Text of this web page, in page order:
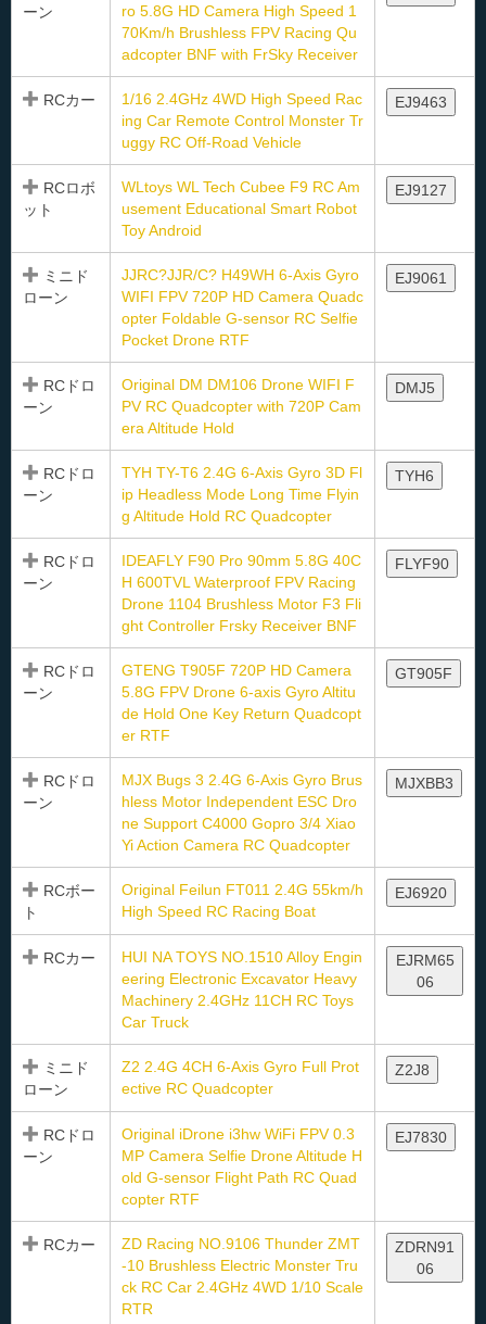
ーン
ro 5.8G HD Camera High Speed 1
70Km/h Brushless FPV Racing Qu
adcopter BNF with FrSky Receiver
RCカー
1/16 2.4GHz 4WD High Speed Rac
ing Car Remote Control Monster Tr
uggy RC Off-Road Vehicle
EJ9463
RCロボ
ット
WLtoys WL Tech Cubee F9 RC Am
usement Educational Smart Robot
Toy Android
EJ9127
ミニド
ローン
JJRC?JJR/C? H49WH 6-Axis Gyro
WIFI FPV 720P HD Camera Quadc
opter Foldable G-sensor RC Selfie
Pocket Drone RTF
EJ9061
RCドロ
ーン
Original DM DM106 Drone WIFI F
PV RC Quadcopter with 720P Cam
era Altitude Hold
DMJ5
RCドロ
ーン
TYH TY-T6 2.4G 6-Axis Gyro 3D Fl
ip Headless Mode Long Time Flyin
g Altitude Hold RC Quadcopter
TYH6
RCドロ
ーン
IDEAFLY F90 Pro 90mm 5.8G 40C
H 600TVL Waterproof FPV Racing
Drone 1104 Brushless Motor F3 Fli
ght Controller Frsky Receiver BNF
FLYF90
RCドロ
ーン
GTENG T905F 720P HD Camera
5.8G FPV Drone 6-axis Gyro Altitu
de Hold One Key Return Quadcopt
er RTF
GT905F
RCドロ
ーン
MJX Bugs 3 2.4G 6-Axis Gyro Brus
hless Motor Independent ESC Dro
ne Support C4000 Gopro 3/4 Xiao
Yi Action Camera RC Quadcopter
MJXBB3
RCボー
ト
Original Feilun FT011 2.4G 55km/h
High Speed RC Racing Boat
EJ6920
RCカー
HUI NA TOYS NO.1510 Alloy Engin
eering Electronic Excavator Heavy
Machinery 2.4GHz 11CH RC Toys
Car Truck
EJRM65
06
ミニド
ローン
Z2 2.4G 4CH 6-Axis Gyro Full Prot
ective RC Quadcopter
Z2J8
RCドロ
ーン
Original iDrone i3hw WiFi FPV 0.3
MP Camera Selfie Drone Altitude H
old G-sensor Flight Path RC Quad
copter RTF
EJ7830
RCカー
ZD Racing NO.9106 Thunder ZMT
-10 Brushless Electric Monster Tru
ck RC Car 2.4GHz 4WD 1/10 Scale
RTR
ZDRN91
06